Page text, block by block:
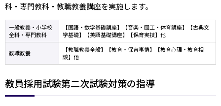
科・専門教科・教職教養講座を実施します。
一般教養・小学校
全科・専門教科
【国語・数学基礎講座】【音楽・図工・体育講座】【古典文
学基礎】【英語基礎講座】【保育実技】他
教職教養
【教職教養全般】【教育・保育事情】【教育心理・教育相
談】他
教員採用試験第二次試験対策の指導